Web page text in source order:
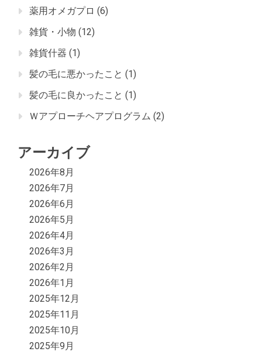
薬用オメガプロ (6)
雑貨・小物 (12)
雑貨什器 (1)
髪の毛に悪かったこと (1)
髪の毛に良かったこと (1)
Ｗアプローチヘアプログラム (2)
アーカイブ
2026年8月
2026年7月
2026年6月
2026年5月
2026年4月
2026年3月
2026年2月
2026年1月
2025年12月
2025年11月
2025年10月
2025年9月